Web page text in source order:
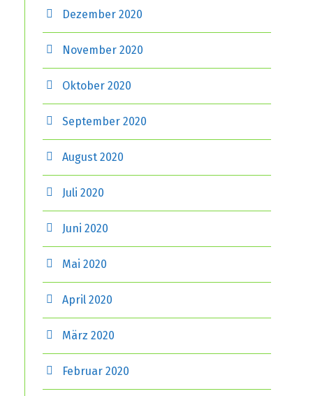
Dezember 2020
November 2020
Oktober 2020
September 2020
August 2020
Juli 2020
Juni 2020
Mai 2020
April 2020
März 2020
Februar 2020